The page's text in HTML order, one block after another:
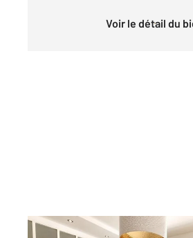
Voir le détail du
AIX EN PROVENCE 13